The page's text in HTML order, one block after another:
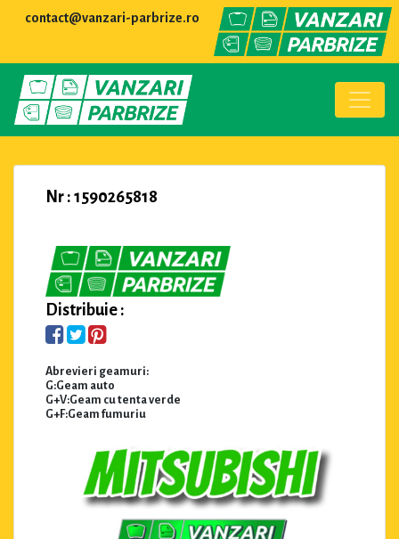
contact@vanzari-parbrize.ro
Nr : 1590265818
Distribuie :
Abrevieri geamuri:
G:Geam auto
G+V:Geam cu tenta verde
G+F:Geam fumuriu